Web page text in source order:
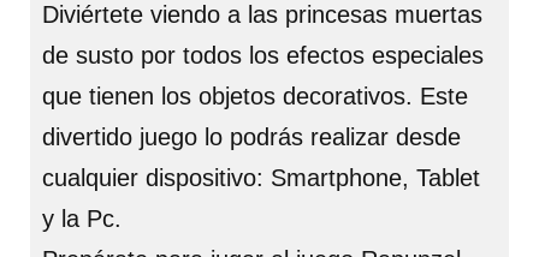
Diviértete viendo a las princesas muertas
de susto por todos los efectos especiales
que tienen los objetos decorativos. Este
divertido juego lo podrás realizar desde
cualquier dispositivo: Smartphone, Tablet
y la Pc.